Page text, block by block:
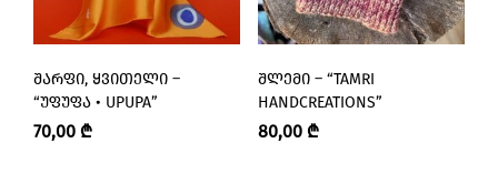
ᲨᲐᲠᲤᲘ, ᲧᲕᲘᲗᲔᲚᲘ –
“ᲣᲤᲣᲤᲐ • UPUPA”
70,00 ₾
ᲨᲚᲔᲛᲘ – “TAMRI
HANDCREATIONS”
80,00 ₾